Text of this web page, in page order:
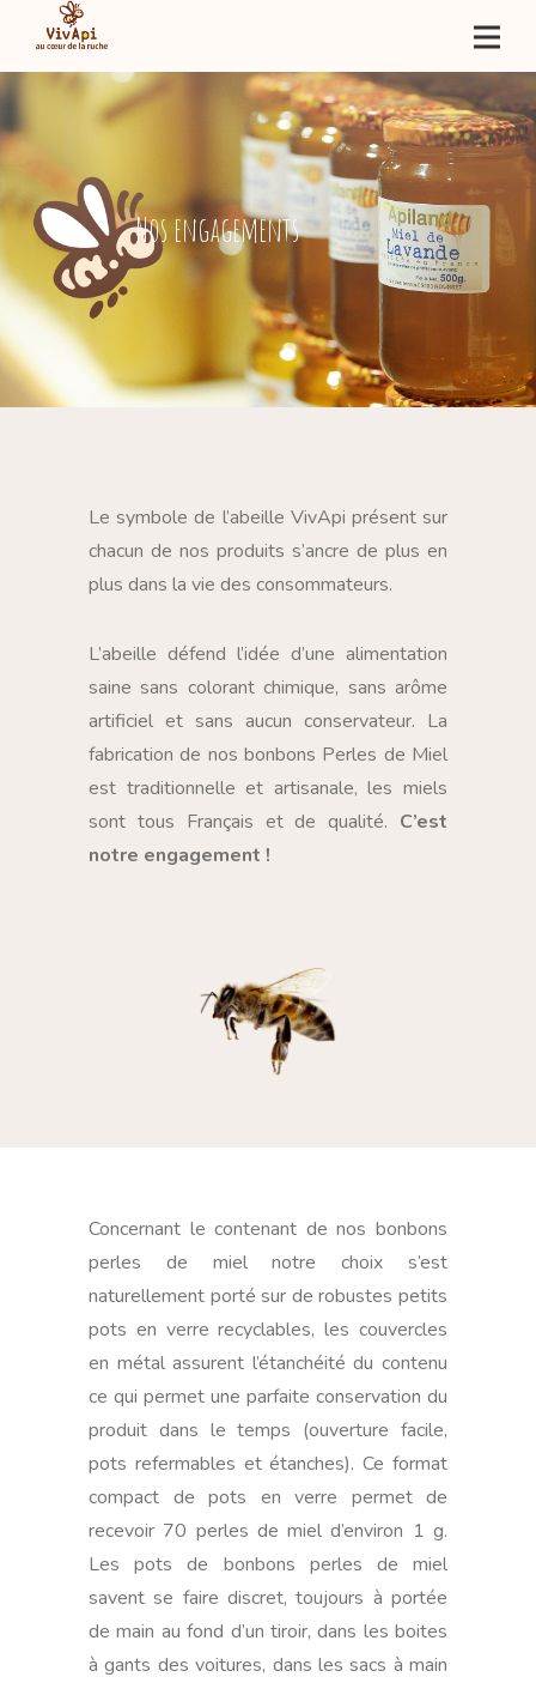
Nos engagements
Le symbole de l’abeille VivApi présent sur
chacun de nos produits s’ancre de plus en
plus dans la vie des consommateurs.
L’abeille défend l’idée d’une alimentation
saine sans colorant chimique, sans arôme
artificiel et sans aucun conservateur. La
fabrication de nos bonbons Perles de Miel
est traditionnelle et artisanale, les miels
sont tous Français et de qualité. C’est
notre engagement !
Concernant le contenant de nos bonbons
perles de miel notre choix s’est
naturellement porté sur de robustes petits
pots en verre recyclables, les couvercles
en métal assurent l’étanchéité du contenu
ce qui permet une parfaite conservation du
produit dans le temps (ouverture facile,
pots refermables et étanches). Ce format
compact de pots en verre permet de
recevoir 70 perles de miel d’environ 1 g.
Les pots de bonbons perles de miel
savent se faire discret, toujours à portée
de main au fond d’un tiroir, dans les boites
à gants des voitures, dans les sacs à main